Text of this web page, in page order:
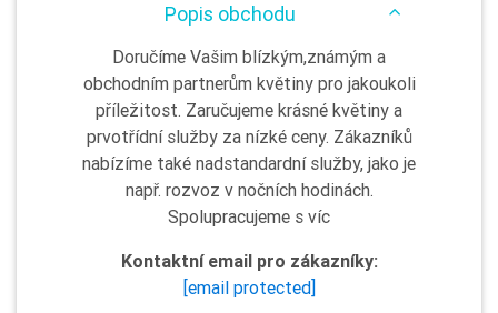
Popis obchodu
Doručíme Vašim blízkým,známým a
obchodním partnerům květiny pro jakoukoli
příležitost. Zaručujeme krásné květiny a
prvotřídní služby za nízké ceny. Zákazníků
nabízíme také nadstandardní služby, jako je
např. rozvoz v nočních hodinách.
Spolupracujeme s víc
Kontaktní email pro zákazníky:
[email protected]